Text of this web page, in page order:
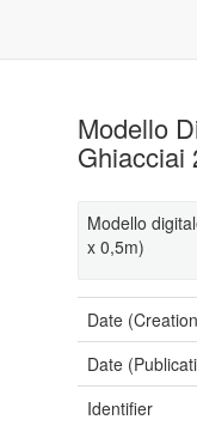
Modello
Ghiacciai
Modello
x 0,5m)
Date
Date
Identifier